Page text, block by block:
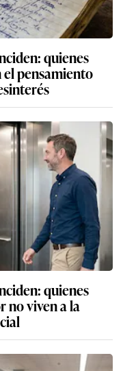
quienes
pensamiento
quienes
no viven a la